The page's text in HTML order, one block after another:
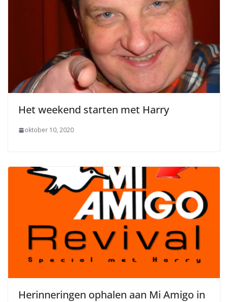
Het weekend starten met Harry
oktober 10, 2020
Herinneringen ophalen aan Mi Amigo in